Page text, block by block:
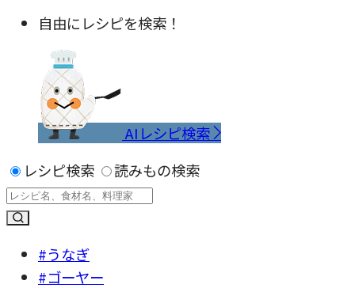
自由にレシピを検索！
AIレシピ検索
レシピ検索
読みもの検索
#うなぎ
#ゴーヤー